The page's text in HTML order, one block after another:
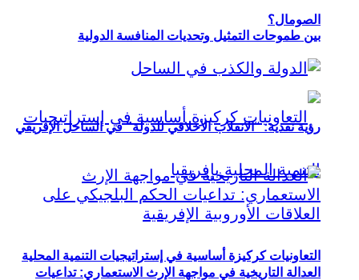
بين طموحات التمثيل وتحديات المنافسة الدولية
التعاونيات كركيزة أساسية في إستراتيجيات التنمية المحلية
الصومال؟
رؤية نقدية: “الانقلاب الأخلاقي للدولة” في الساحل الإفريقي
العدالة التاريخية في مواجهة الإرث الاستعماري: تداعيات